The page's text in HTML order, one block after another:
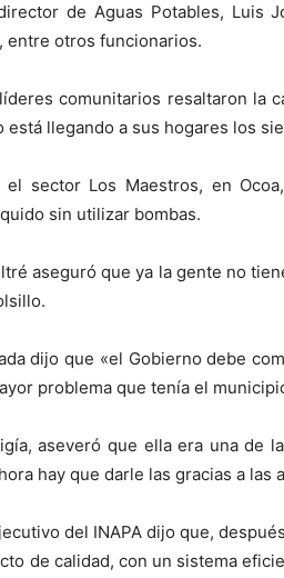
de Aguas Potables, Luis
entre otros funcionarios.
comunitarios resaltaron la
llegando a sus hogares los
el sector Los Maestros, en
sin utilizar bombas.
aseguró que ya la gente no
dijo que «el Gobierno debe
problema que tenía el
aseveró que ella era una de
hay que darle las gracias a
del INAPA dijo que,
de calidad, con un sistema